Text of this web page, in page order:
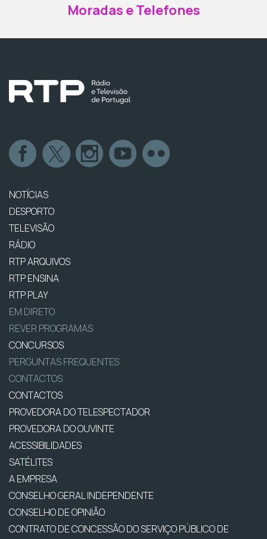
Moradas e Telefones
NOTÍCIAS
DESPORTO
TELEVISÃO
RÁDIO
RTP ARQUIVOS
RTP ENSINA
RTP PLAY
EM DIRETO
REVER PROGRAMAS
CONCURSOS
PERGUNTAS FREQUENTES
CONTACTOS
CONTACTOS
PROVEDORA DO TELESPECTADOR
PROVEDORA DO OUVINTE
ACESSIBILIDADES
SATÉLITES
A EMPRESA
CONSELHO GERAL INDEPENDENTE
CONSELHO DE OPINIÃO
CONTRATO DE CONCESSÃO DO SERVIÇO PÚBLICO DE